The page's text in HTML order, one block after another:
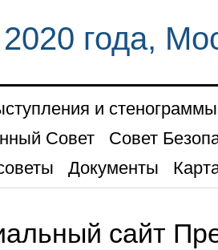
года,
и стенограммы
Совет
Совет
Документы
сайт